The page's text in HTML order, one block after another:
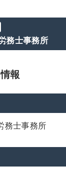
務士事務所
報
務士事務所